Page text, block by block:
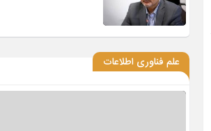
علم فناوری اطلاعات